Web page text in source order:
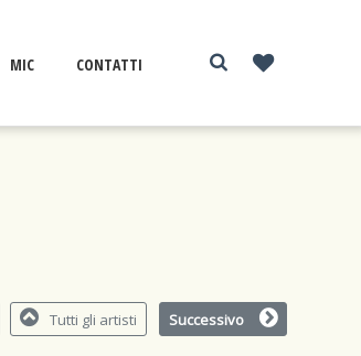
MIC CONTATTI
Tutti gli artisti Successivo